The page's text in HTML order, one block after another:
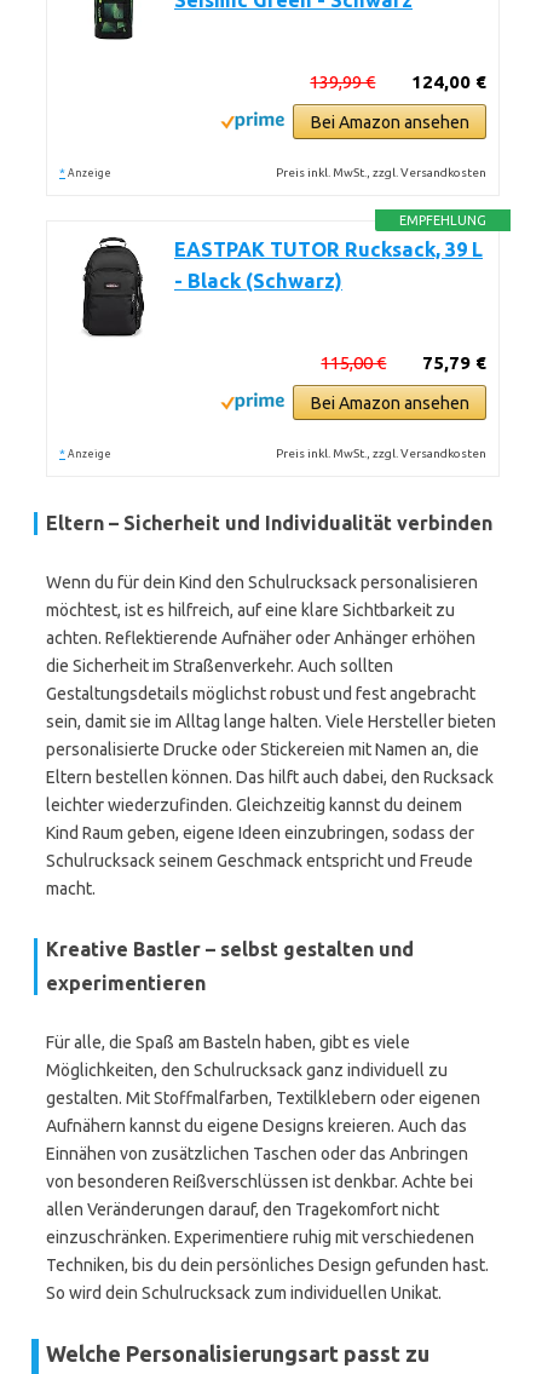
124,00 €
139,99 €
Bei Amazon ansehen
* Anzeige Preis inkl. MwSt., zzgl. Versandkosten
EMPFEHLUNG
EASTPAK TUTOR Rucksack, 39 L
- Black (Schwarz)
75,79 €
115,00 €
Bei Amazon ansehen
* Anzeige Preis inkl. MwSt., zzgl. Versandkosten
Eltern – Sicherheit und Individualität verbinden
Wenn du für dein Kind den Schulrucksack personalisieren
möchtest, ist es hilfreich, auf eine klare Sichtbarkeit zu
achten. Reflektierende Aufnäher oder Anhänger erhöhen
die Sicherheit im Straßenverkehr. Auch sollten
Gestaltungsdetails möglichst robust und fest angebracht
sein, damit sie im Alltag lange halten. Viele Hersteller bieten
personalisierte Drucke oder Stickereien mit Namen an, die
Eltern bestellen können. Das hilft auch dabei, den Rucksack
leichter wiederzufinden. Gleichzeitig kannst du deinem
Kind Raum geben, eigene Ideen einzubringen, sodass der
Schulrucksack seinem Geschmack entspricht und Freude
macht.
Kreative Bastler – selbst gestalten und
experimentieren
Für alle, die Spaß am Basteln haben, gibt es viele
Möglichkeiten, den Schulrucksack ganz individuell zu
gestalten. Mit Stoffmalfarben, Textilklebern oder eigenen
Aufnähern kannst du eigene Designs kreieren. Auch das
Einnähen von zusätzlichen Taschen oder das Anbringen
von besonderen Reißverschlüssen ist denkbar. Achte bei
allen Veränderungen darauf, den Tragekomfort nicht
einzuschränken. Experimentiere ruhig mit verschiedenen
Techniken, bis du dein persönliches Design gefunden hast.
So wird dein Schulrucksack zum individuellen Unikat.
Welche Personalisierungsart passt zu